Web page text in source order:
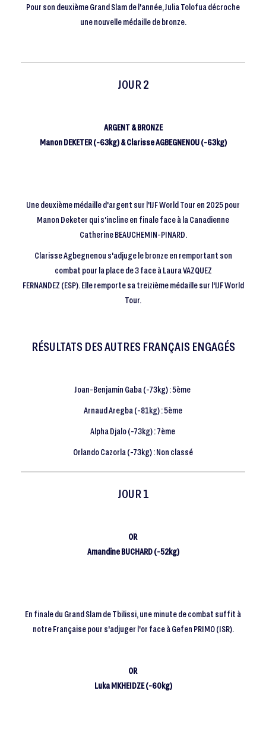
Pour son deuxième Grand Slam de l'année, Julia Tolofua décroche
une nouvelle médaille de bronze.
JOUR 2
ARGENT & BRONZE
Manon DEKETER (-63kg) & Clarisse AGBEGNENOU (-63kg)
Une deuxième médaille d'argent sur l'IJF World Tour en 2025 pour
Manon Deketer qui s'incline en finale face à la Canadienne
Catherine BEAUCHEMIN-PINARD.
Clarisse Agbegnenou s'adjuge le bronze en remportant son
combat pour la place de 3 face à Laura VAZQUEZ
FERNANDEZ (ESP). Elle remporte sa treizième médaille sur l'IJF World
Tour.
RÉSULTATS DES AUTRES FRANÇAIS ENGAGÉS
Joan-Benjamin Gaba (-73kg) : 5ème
Arnaud Aregba (-81kg) : 5ème
Alpha Djalo (-73kg) : 7ème
Orlando Cazorla (-73kg) : Non classé
JOUR 1
OR
Amandine BUCHARD (-52kg)
En finale du Grand Slam de Tbilissi, une minute de combat suffit à
notre Française pour s'adjuger l'or face à Gefen PRIMO (ISR).
OR
Luka MKHEIDZE (-60kg)